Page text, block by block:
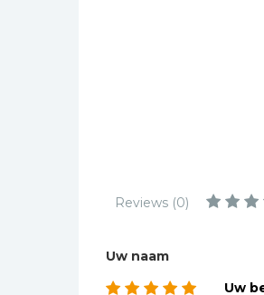
Romans
Taalstudie
Reviews (0)
Uw naam
Uw